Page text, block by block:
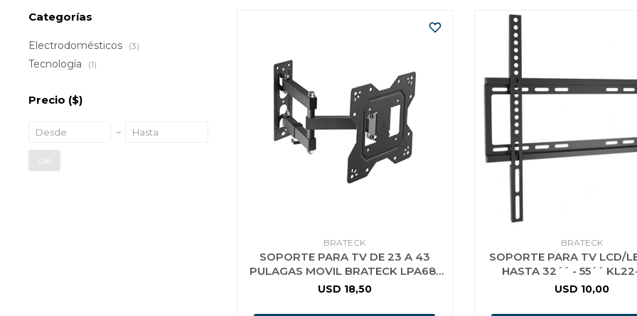
BRATECK
SOPORTE PARA TV DE 23 A 43
PULAGAS MOVIL BRATECK LPA68-
223
USD 18,50
BRATECK
SOPORTE PARA TV LCD/
HASTA 32´´ - 55´´
USD 10,00
Categorías
Electrodomésticos (3)
Tecnología (1)
Precio ($)
OK